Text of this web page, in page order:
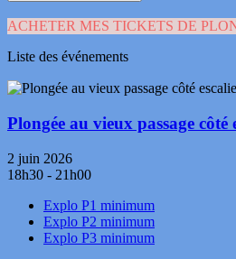
ACHETER MES TICKETS DE
Liste des événements
Plongée au vieux passage côté
2 juin 2026
18h30 - 21h00
Explo P1 minimum
Explo P2 minimum
Explo P3 minimum